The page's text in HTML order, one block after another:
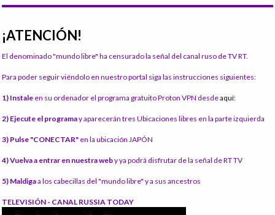
¡ATENCIÓN!
El denominado "mundo libre" ha censurado la señal del canal ruso de TV RT.
Para poder seguir viéndolo en nuestro portal siga las instrucciones siguientes:
1) Instale en su ordenador el programa gratuito Proton VPN desdeaquí:
2) Ejecute el programay aparecerán tres Ubicaciones libres en la parte izquierda
3) Pulse "CONECTAR" en la ubicación JAPÓN
4) Vuelva a entrar en nuestra weby ya podrá disfrutar de la señal de RT TV
5) Maldigaa los cabecillas del "mundo libre" y a sus ancestros
TELEVISIÓN - CANAL RUSSIA TODAY